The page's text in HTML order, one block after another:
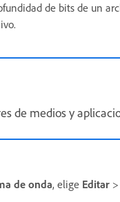
de bits de un
de medios y
de onda, elige Editar >